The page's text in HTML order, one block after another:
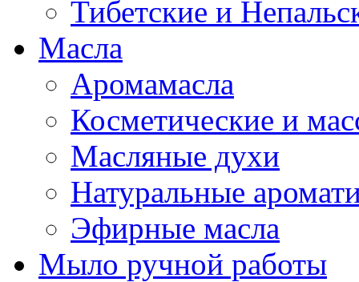
Тибетские и
Масла
Аромамасла
Косметические и
Масляные духи
Натуральные
Эфирные масла
Мыло ручной работы